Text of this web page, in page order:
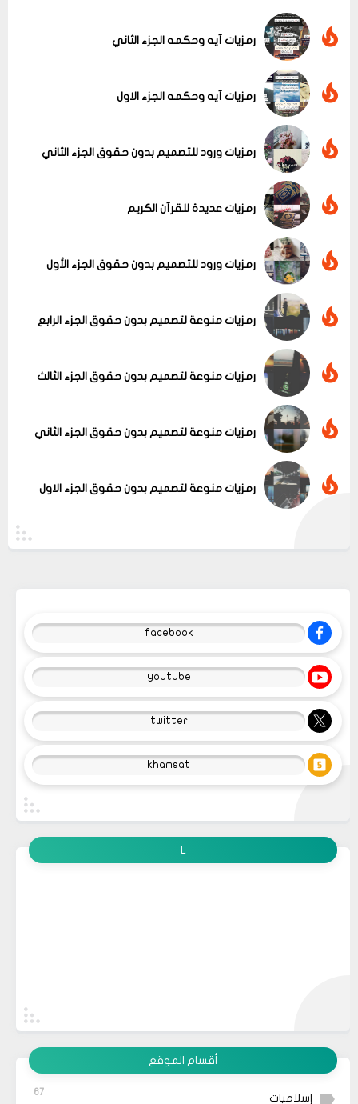
عرض الكل
رمزيات آيه وحكمه الجزء الثاني
رمزيات آيه وحكمه الجزء الاول
رمزيات ورود للتصميم بدون حقوق الجزء الثاني
رمزيات عديدة للقرآن الكريم
رمزيات ورود للتصميم بدون حقوق الجزء الأول
رمزيات منوعة لتصميم بدون حقوق الجزء الرابع
رمزيات منوعة لتصميم بدون حقوق الجزء الثالث
رمزيات منوعة لتصميم بدون حقوق الجزء الثاني
رمزيات منوعة لتصميم بدون حقوق الجزء الاول
facebook
youtube
twitter
khamsat
L
أقسام الموقع
إسلاميات 67